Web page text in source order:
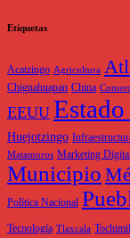
Etiquetas
Acatzingo Agricultura
Chignahuapan China
EEUU
Huejotzingo
Matamoros Marketing
Municipio
Política Nacional
Tecnología Tlaxcala